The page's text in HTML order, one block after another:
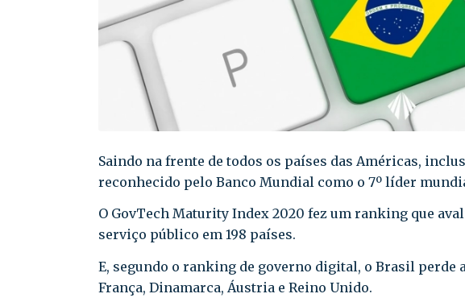
Saindo na frente de todos os países das Américas,
reconhecido pelo Banco Mundial como o 7º líder
O GovTech Maturity Index 2020 fez um ranking que
serviço público em 198 países.
E, segundo o ranking de governo digital, o Brasil perde
França, Dinamarca, Áustria e Reino Unido.